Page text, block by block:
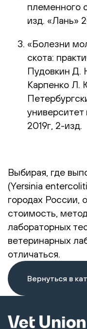
племенного
изд. «Лань»
«Болезни
скота:
Пудовкин Д.
Карпенко Л.
2019г, 2-изд.
Выбирая, где
(Yersinia
городах России,
стоимость,
лабораторных
ветеринарных
отличаться.
Вернуться в